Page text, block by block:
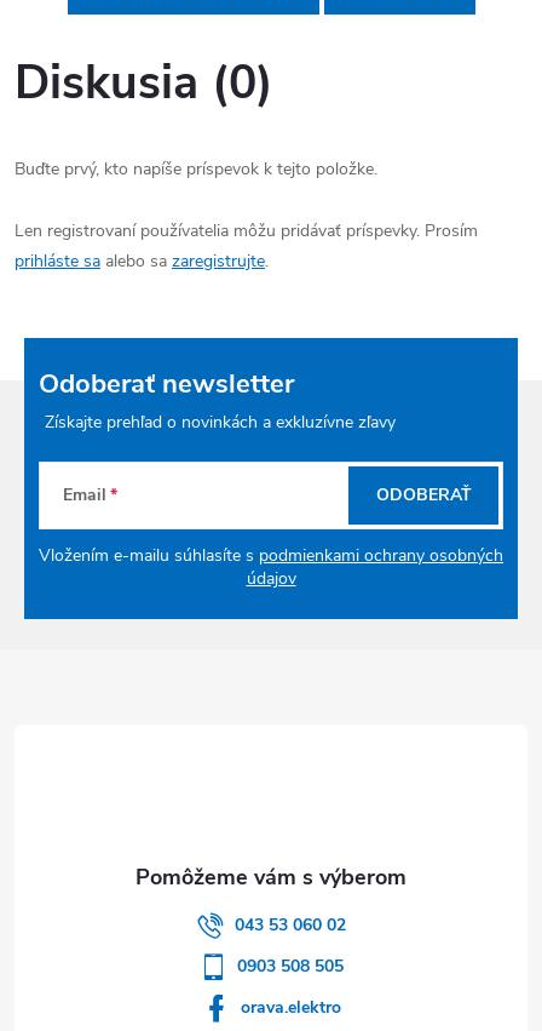
Diskusia (0)
Buďte prvý, kto napíše príspevok k tejto položke.
Len registrovaní používatelia môžu pridávať príspevky. Prosím
prihláste sa alebo sa zaregistrujte.
Odoberať newsletter
Získajte prehľad o novinkách a exkluzívne zľavy
Email
Vložením e-mailu súhlasíte s podmienkami ochrany osobných
údajov
ODOBERAŤ
043 53 060 02
0903 508 505
orava.elektro